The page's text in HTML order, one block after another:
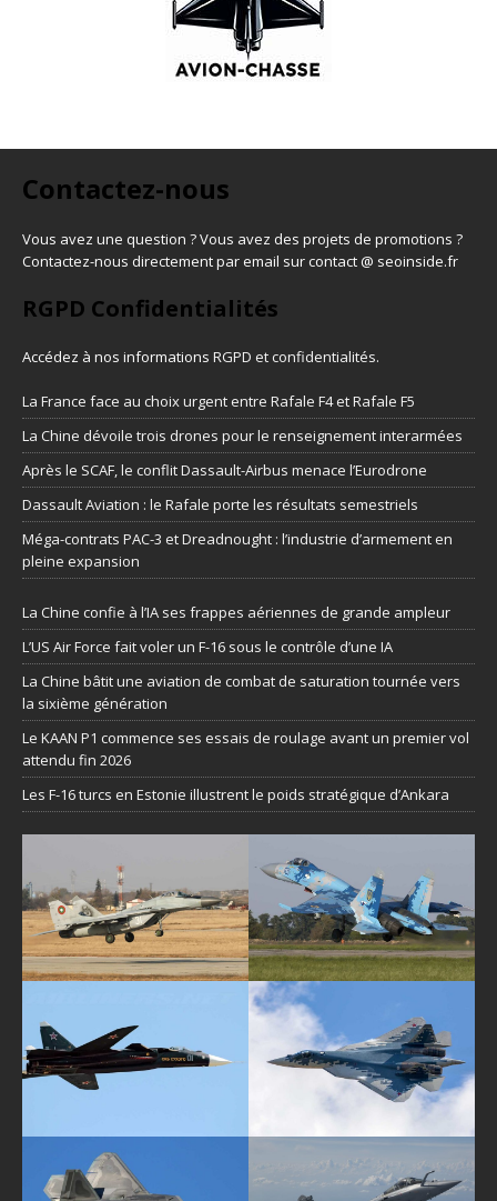
Contactez-nous
Vous avez une question ? Vous avez des projets de promotions ?
Contactez-nous directement par email sur contact @ seoinside.fr
RGPD Confidentialités
Accédez à nos informations RGPD et confidentialités.
La France face au choix urgent entre Rafale F4 et Rafale F5
La Chine dévoile trois drones pour le renseignement interarmées
Après le SCAF, le conflit Dassault-Airbus menace l’Eurodrone
Dassault Aviation : le Rafale porte les résultats semestriels
Méga-contrats PAC-3 et Dreadnought : l’industrie d’armement en
pleine expansion
La Chine confie à l’IA ses frappes aériennes de grande ampleur
L’US Air Force fait voler un F-16 sous le contrôle d’une IA
La Chine bâtit une aviation de combat de saturation tournée vers
la sixième génération
Le KAAN P1 commence ses essais de roulage avant un premier vol
attendu fin 2026
Les F-16 turcs en Estonie illustrent le poids stratégique d’Ankara